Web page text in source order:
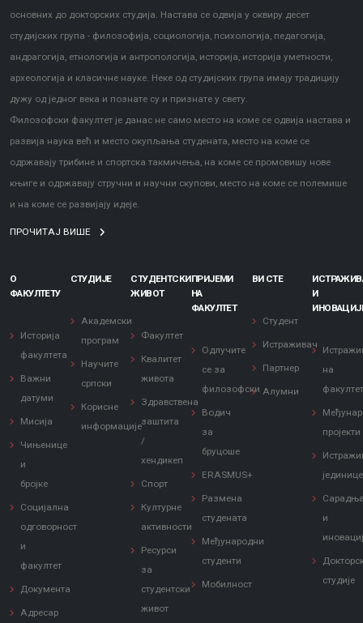
основних до докторских студија. Настава се одвија у оквиру десет
студијских група - филозофија, социологија, психологија, педагогија,
андрагогија, етнологија и антропологија, историја, историја уметности,
археологија и класичне науке. Неке од студијских група имају традицију
дужу од једног века и познате су и признате у свету.
Филозофски факултет је данас не само место на коме се одвија настава и
развија наука већ и место окупљања студената, место на коме се
одржавају трибине и спортска такмичења, на коме се промовишу нове
књиге и одржавају стручни и научни скупови, место на коме се полемише
и на коме се развијају идеје.
ПРОЧИТАЈ ВИШЕ
О
ФАКУЛТЕТУ
Историја
факултета
Важни
датуми
Мисија
Чињенице
и
бројке
Социјална
одговорност
и
факултет
Документа
Адресар
СТУДИЈЕ
Академски
програм
Научите
српски
Корисне
информације
СТУДЕНТСКИ
ЖИВОТ
Факултет
Квалитет
живота
Здравствена
заштита
/
хендикеп
Спорт
Културне
активности
Ресурси
за
студентски
живот
ПРИЈЕМИ
НА
ФАКУЛТЕТ
Одлучите
се за
филозофски
Водич
за
бруцоше
ERASMUS+
Размена
студената
Међународни
студенти
Мобилност
ВИ СТЕ
Студент
Истраживач
Партнер
Алумни
И
на
пројекти
јединице
и
студије